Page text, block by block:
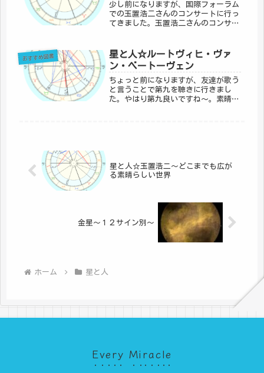
少し前になりますが、国際フォーラム
での玉置浩二さんのコンサートに行っ
てきました。玉置浩二さんのコンサー
われ、一度行ってみたかったコンサー
ト。タイミングが合う時はコンサート
の...
おすすめ図書
星と人☆ルートヴィヒ・ヴァ
ン・ベートーヴェン
ちょっと前になりますが、友達が歌う
と言うことで第九を聴きに行きまし
た。やはり第九良いですね～。素晴ら
星と人☆玉置浩二～どこまでも広が
る素晴らしい世界
金星～１２サイン別～
ホーム 星と人
Every Miracle